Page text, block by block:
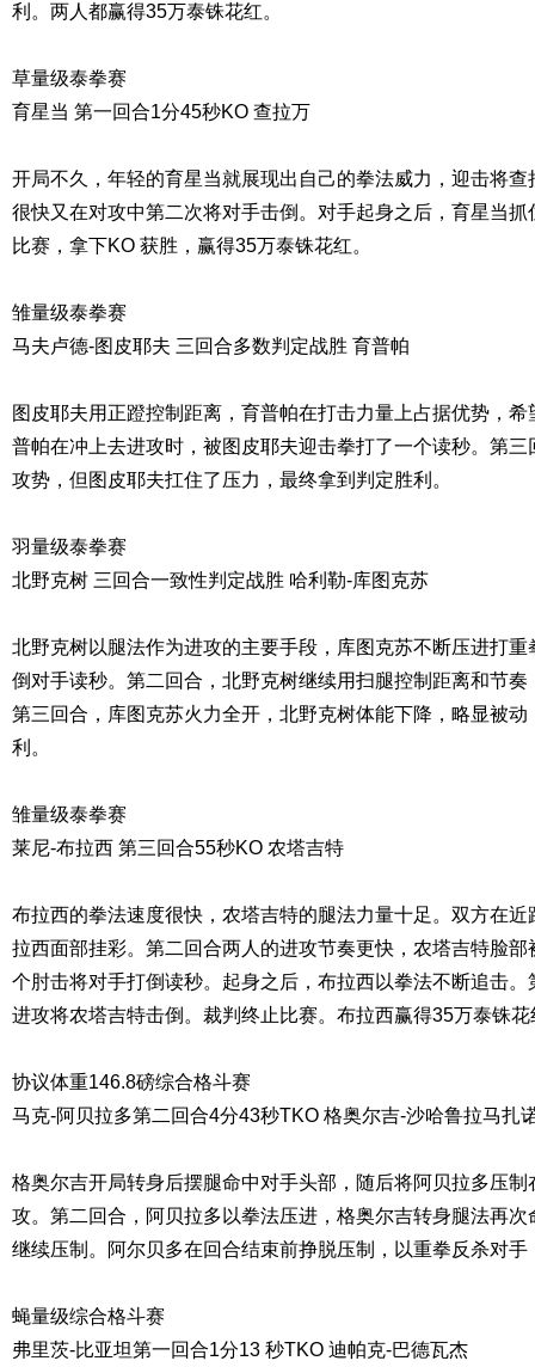
利。两人都赢得35万泰铢花红。
草量级泰拳赛
育星当 第一回合1分45秒KO 查拉万
开局不久，年轻的育星当就展现出自己的拳法威力，迎击将
很快又在对攻中第二次将对手击倒。对手起身之后，育星当
比赛，拿下KO 获胜，赢得35万泰铢花红。
雏量级泰拳赛
马夫卢德-图皮耶夫 三回合多数判定战胜 育普帕
图皮耶夫用正蹬控制距离，育普帕在打击力量上占据优势，
普帕在冲上去进攻时，被图皮耶夫迎击拳打了一个读秒。第
攻势，但图皮耶夫扛住了压力，最终拿到判定胜利。
羽量级泰拳赛
北野克树 三回合一致性判定战胜 哈利勒-库图克苏
北野克树以腿法作为进攻的主要手段，库图克苏不断压进打
倒对手读秒。第二回合，北野克树继续用扫腿控制距离和节
第三回合，库图克苏火力全开，北野克树体能下降，略显被
利。
雏量级泰拳赛
莱尼-布拉西 第三回合55秒KO 农塔吉特
布拉西的拳法速度很快，农塔吉特的腿法力量十足。双方在
拉西面部挂彩。第二回合两人的进攻节奏更快，农塔吉特脸
个肘击将对手打倒读秒。起身之后，布拉西以拳法不断追击
进攻将农塔吉特击倒。裁判终止比赛。布拉西赢得35万泰铢花
协议体重146.8磅综合格斗赛
马克-阿贝拉多第二回合4分43秒TKO 格奥尔吉-沙哈鲁拉马扎
格奥尔吉开局转身后摆腿命中对手头部，随后将阿贝拉多压
攻。第二回合，阿贝拉多以拳法压进，格奥尔吉转身腿法再
继续压制。阿尔贝多在回合结束前挣脱压制，以重拳反杀对手
蝇量级综合格斗赛
弗里茨-比亚坦第一回合1分13 秒TKO 迪帕克-巴德瓦杰